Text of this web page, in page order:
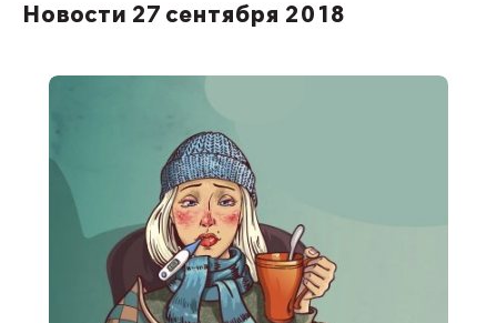
Новости 27 сентября 2018